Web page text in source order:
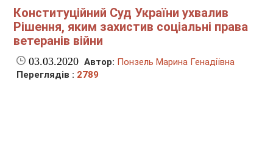
Конституційний Суд України ухвалив
Рішення, яким захистив соціальні права
ветеранів війни
03.03.2020 Автор: Понзель Марина Генадіївна
Переглядів : 2789